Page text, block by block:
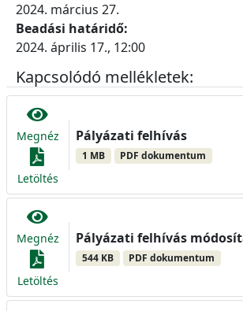
2024. március 27.
Beadási határidő:
2024. április 17., 12:00
Kapcsolódó mellékletek:
Megnéz
Letöltés
Pályázati felhívás
1 MB PDF dokumentum
Megnéz
Letöltés
Pályázati felhívás
544 KB PDF dokumentum